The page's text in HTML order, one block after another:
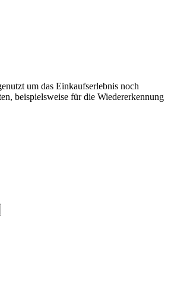
um das Einkaufserlebnis noch
beispielsweise für die Wiedererkennung